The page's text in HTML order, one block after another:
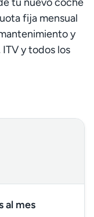
fija mensual
y
y todos los
al mes